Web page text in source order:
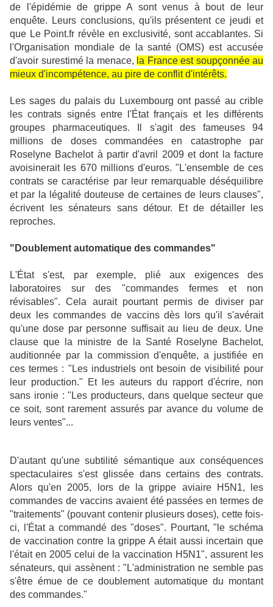
de l'épidémie de grippe A sont venus à bout de leur
enquête. Leurs conclusions, qu'ils présentent ce jeudi et
que Le Point.fr révèle en exclusivité, sont accablantes. Si
l'Organisation mondiale de la santé (OMS) est accusée
d'avoir surestimé la menace, la France est soupçonnée au
mieux d'incompétence, au pire de conflit d'intérêts.
Les sages du palais du Luxembourg ont passé au crible
les contrats signés entre l'État français et les différents
groupes pharmaceutiques. Il s'agit des fameuses 94
millions de doses commandées en catastrophe par
Roselyne Bachelot à partir d'avril 2009 et dont la facture
avoisinerait les 670 millions d'euros. "L'ensemble de ces
contrats se caractérise par leur remarquable déséquilibre
et par la légalité douteuse de certaines de leurs clauses",
écrivent les sénateurs sans détour. Et de détailler les
reproches.
"Doublement automatique des commandes"
L'État s'est, par exemple, plié aux exigences des
laboratoires sur des "commandes fermes et non
révisables". Cela aurait pourtant permis de diviser par
deux les commandes de vaccins dès lors qu'il s'avérait
qu'une dose par personne suffisait au lieu de deux. Une
clause que la ministre de la Santé Roselyne Bachelot,
auditionnée par la commission d'enquête, a justifiée en
ces termes : "Les industriels ont besoin de visibilité pour
leur production." Et les auteurs du rapport d'écrire, non
sans ironie : "Les producteurs, dans quelque secteur que
ce soit, sont rarement assurés par avance du volume de
leurs ventes"...
D'autant qu'une subtilité sémantique aux conséquences
spectaculaires s'est glissée dans certains des contrats.
Alors qu'en 2005, lors de la grippe aviaire H5N1, les
commandes de vaccins avaient été passées en termes de
"traitements" (pouvant contenir plusieurs doses), cette fois-
ci, l'État a commandé des "doses". Pourtant, "le schéma
de vaccination contre la grippe A était aussi incertain que
l'était en 2005 celui de la vaccination H5N1", assurent les
sénateurs, qui assènent : "L'administration ne semble pas
s'être émue de ce doublement automatique du montant
des commandes."